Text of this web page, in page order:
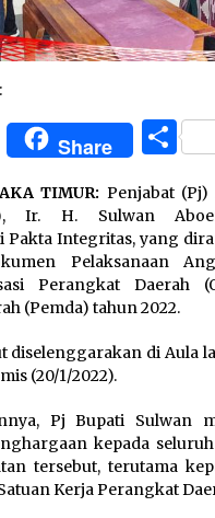
WhatsApp
Share
TIMUR: Penjabat (Pj)
Ir. H. Sulwan
Pakta Integritas, yang
Pelaksanaan
Perangkat Daerah
(Pemda) tahun 2022.
diselenggarakan di Aula
(20/1/2022).
Pj Bupati Sulwan
kepada
tersebut, terutama
Kerja Perangkat